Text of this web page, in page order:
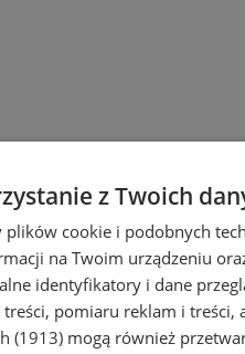
z Twoich
cookie i podobnych
na Twoim urządzeniu
identyfikatory i dane
pomiaru reklam i treści,
(1913) mogą również